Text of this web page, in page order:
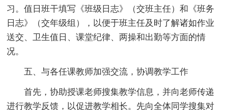
习。值日班干填写《班级日志》（交班主任）和《班务
日志》（交年级组），以便于班主任及时了解诸如作业
送交、卫生值日、课堂纪律、两操和出勤等方面的情
况。
五、与各任课教师加强交流，协调教学工作
首先，协助授课老师搜集教学信息，并向老师传递
进行教学反馈，以促进教学相长。先向全体同学搜集对